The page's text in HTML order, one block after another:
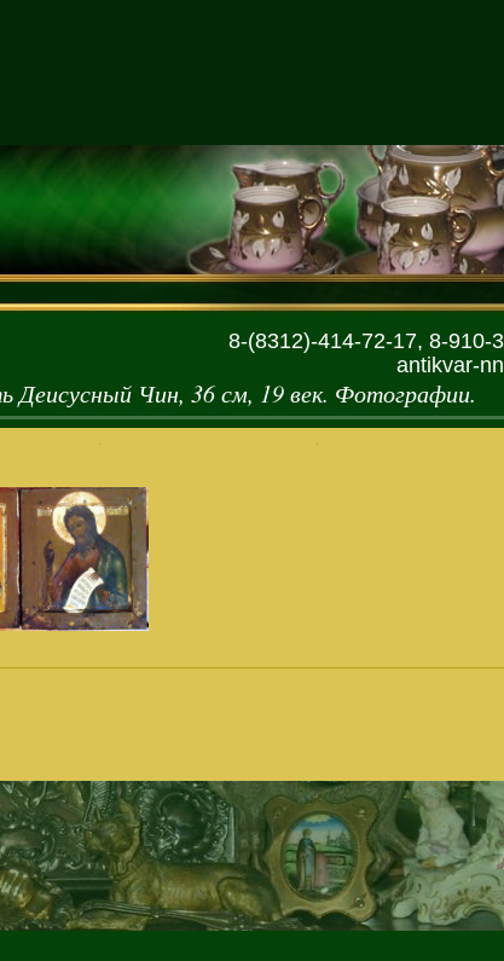
8-(8312)-414-72-17, 8-910-
antikvar-
Деисусный Чин, 36 см, 19 век. Фотографии.